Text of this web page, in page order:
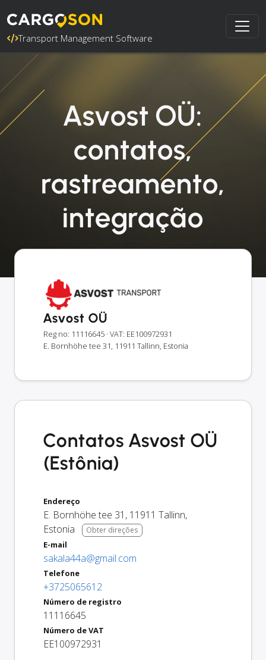
Transport Management Software
Asvost OÜ:
contatos,
rastreamento,
integração
Asvost OÜ
Reg no: 11116645 · VAT: EE100972931
E. Bornhöhe tee 31, 11911 Tallinn, Estonia
Contatos Asvost OÜ
(Estônia)
Endereço
E. Bornhöhe tee 31 , 11911 Tallinn,
Estonia
Obter direções
E-mail
sakala44a@gmail.com
Telefone
+3725065612
Número de registro
11116645
Número de VAT
EE100972931